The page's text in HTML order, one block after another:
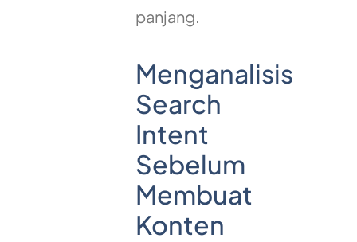
panjang.
Menganalisis
Search
Intent
Sebelum
Membuat
Konten